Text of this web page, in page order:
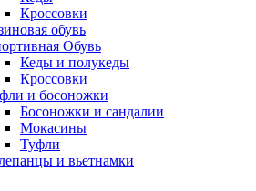
Кроссовки
обувь
Обувь
Кеды и полукеды
Кроссовки
и босоножки
Босоножки и сандалии
Мокасины
Туфли
и вьетнамки